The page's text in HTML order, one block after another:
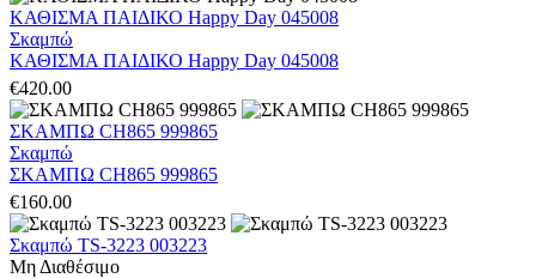
ΚΑΘΙΣΜΑ ΠΑΙΔΙΚΟ Happy Day 045008
Σκαμπώ
ΚΑΘΙΣΜΑ ΠΑΙΔΙΚΟ Happy Day 045008
€420.00
ΣΚΑΜΠΩ CH865 999865
Σκαμπώ
ΣΚΑΜΠΩ CH865 999865
€160.00
Σκαμπώ TS-3223 003223
Μη Διαθέσιμο